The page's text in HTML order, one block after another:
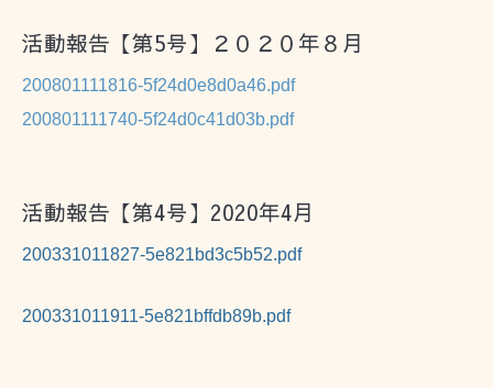
活動報告【第5号】２０２０年８月
200801111816-5f24d0e8d0a46.pdf
200801111740-5f24d0c41d03b.pdf
活動報告【第4号】2020年4月
200331011827-5e821bd3c5b52.pdf
200331011911-5e821bffdb89b.pdf